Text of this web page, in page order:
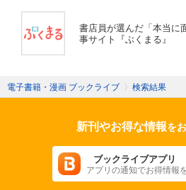
書店員が選んだ「本当に
事サイト『ぶくまる』
電子書籍・漫画 ブックライブ 〉 検索結果
新刊やお得な情報を
ブックライブアプリ
アプリの通知でお得情報